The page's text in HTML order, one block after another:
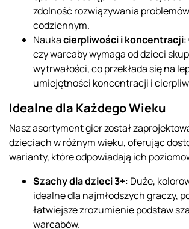
zdolność rozwiązywania
codziennym.
Naukacierpliwości i koncentracji:
czy warcaby wymaga od dzieci
wytrwałości, co przekłada się na
umiejętności koncentracji i
Idealne dla Każdego Wieku
Nasz asortyment gier został
dzieciach w różnym wieku, oferując
warianty, które odpowiadają ich
Szachy dla dzieci 3+: Duże,
idealne dla najmłodszych graczy,
łatwiejsze zrozumienie podstaw
warcabów.